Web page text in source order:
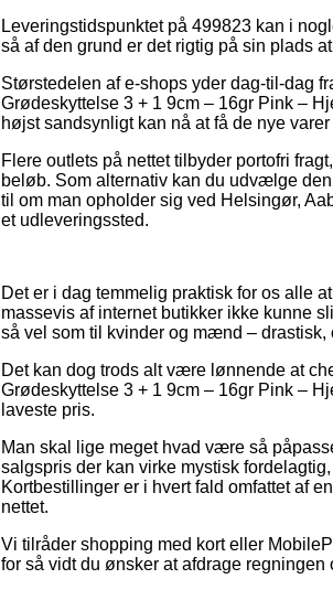
Leveringstidspunktet på 499823 kan i
så af den grund er det rigtig på sin plads
Størstedelen af e-shops yder dag-til-dag
Grødeskyttelse 3 + 1 9cm – 16gr Pink –
højst sandsynligt kan nå at få de nye
Flere outlets på nettet tilbyder portofri
beløb. Som alternativ kan du udvælge
til om man opholder sig ved Helsingør,
et udleveringssted.
Det er i dag temmelig praktisk for os alle
massevis af internet butikker ikke kunne
så vel som til kvinder og mænd – drastisk,
Det kan dog trods alt være lønnende at
Grødeskyttelse 3 + 1 9cm – 16gr Pink –
laveste pris.
Man skal lige meget hvad være så
salgspris der kan virke mystisk
Kortbestillinger er i hvert fald omfattet af
nettet.
Vi tilråder shopping med kort eller
for så vidt du ønsker at afdrage